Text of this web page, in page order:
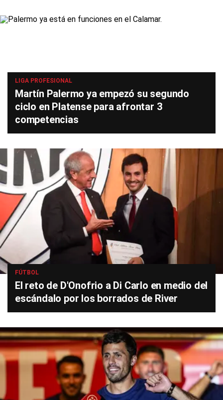
LIGA PROFESIONAL
Martín Palermo ya empezó su segundo
ciclo en Platense para afrontar 3
competencias
FÚTBOL
El reto de D'Onofrio a Di Carlo en medio del
escándalo por los borrados de River